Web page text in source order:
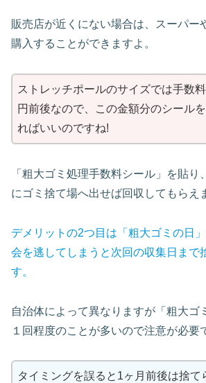
販売店が近くにない場合は、スーパー
購入することができますよ。
ストレッチポールのサイズでは手数
円前後なので、この金額分のシール
ればいいのですね!
「粗大ゴミ処理手数料シール」を貼り
にゴミ捨て場へ出せば回収してもらえ
デメリットの2つ目は「粗大ゴミの日
会を逃してしまうと次回の収集日まで
す。
自治体によって異なりますが「粗大ゴ
１回程度のことが多いので注意が必要
タイミングを誤ると1ヶ月前後は捨て